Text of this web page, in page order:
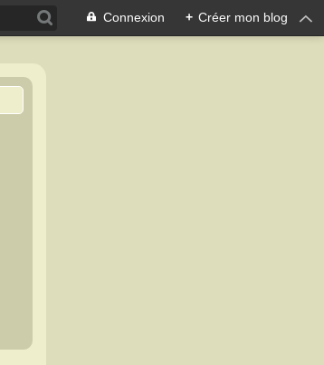
Connexion + Créer mon blog